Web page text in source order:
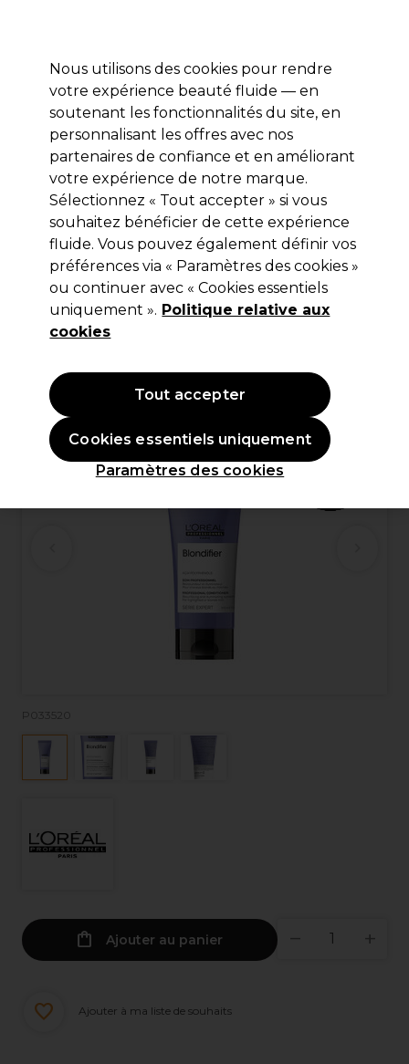
Se connecter
Marques Bons plans Coiffure Electro et Matériel
Livraison et délais
lire la suite
L'Oréal Professionnel
L'Oréal Professionnel Série Expert
Blondifier Après-shampooing 200ml
(0)
14,10 €Hors TVA
P033520
Ajouter au panier
Ajouter à ma liste de souhaits
Nous utilisons des cookies pour rendre
votre expérience beauté fluide — en
soutenant les fonctionnalités du site, en
personnalisant les offres avec nos
partenaires de confiance et en améliorant
votre expérience de notre marque.
Sélectionnez « Tout accepter » si vous
souhaitez bénéficier de cette expérience
fluide. Vous pouvez également définir vos
préférences via « Paramètres des cookies »
ou continuer avec « Cookies essentiels
uniquement ». Politique relative aux
cookies
Paramètres des cookies
Cookies essentiels uniquement
Tout accepter